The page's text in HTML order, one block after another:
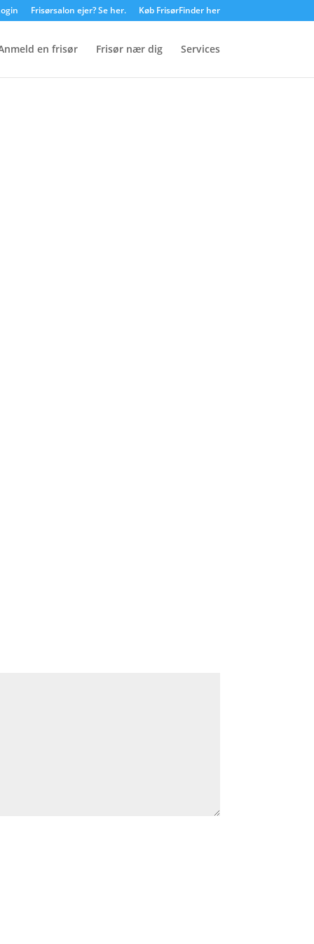
Frisørsalon ejer? Se her. Køb FrisørFinder her
en frisør Frisør nær dig Services